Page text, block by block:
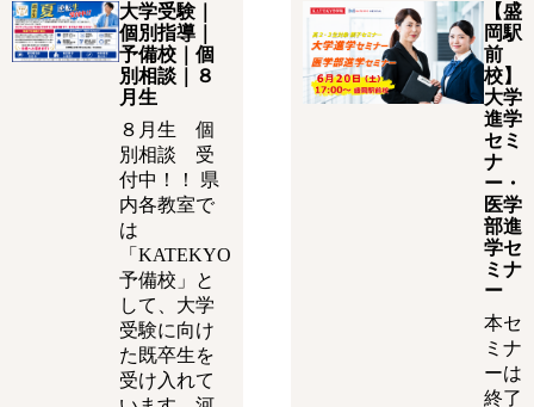
大学受験｜
個別指導｜
予備校｜個
別相談｜８
月生
８月生 個
別相談 受
付中！！ 県
内各教室で
は
「KATEKYO
予備校」と
して、大学
受験に向け
た既卒生を
受け入れて
【盛
岡駅
前
校】
大学
進学
セミ
ナ
ー・
医学
部進
学セ
ミナ
ー
本セ
ミナ
ーは
終了